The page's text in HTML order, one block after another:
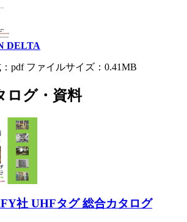
DELTA
pdf ファイルサイズ：0.41MB
ログ・資料
社 UHFタグ 総合カタログ